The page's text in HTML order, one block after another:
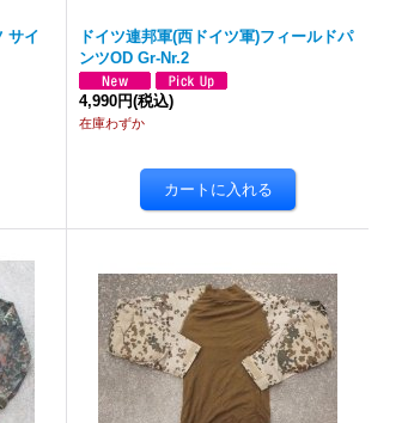
サイ
ドイツ連邦軍(西ドイツ軍)フィールドパ
ンツOD Gr-Nr.2
4,990円(税込)
在庫わずか